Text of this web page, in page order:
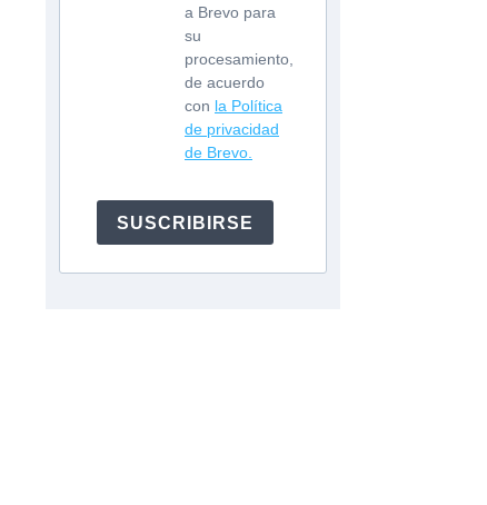
a Brevo para
su
procesamiento,
de acuerdo
con la Política
de privacidad
de Brevo.
SUSCRIBIRSE